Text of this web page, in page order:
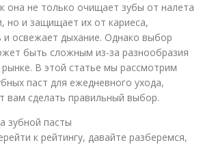
она не только очищает зубы от налета
но и защищает их от кариеса,
и освежает дыхание. Однако выбор
быть сложным из-за разнообразия
В этой статье мы рассмотрим
паст для ежедневного ухода,
вам сделать правильный выбор.
зубной пасты
к рейтингу, давайте разберемся,